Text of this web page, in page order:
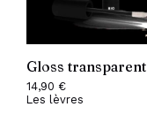
Gloss transparent
14,90 €
Les lèvres